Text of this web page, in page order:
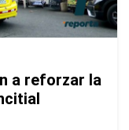
a reforzar la